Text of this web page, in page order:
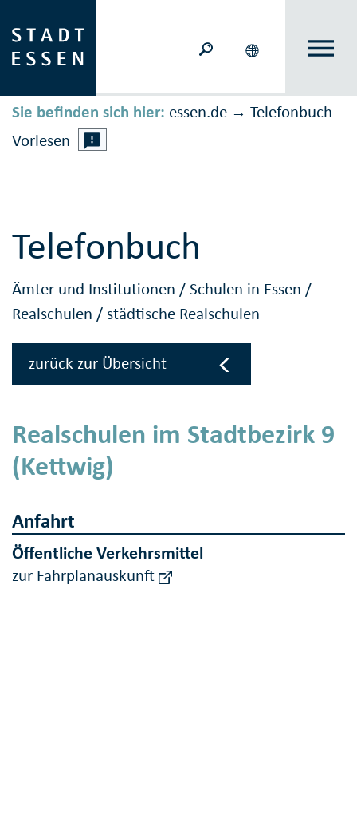
Sie befinden sich hier: essen.de → Telefonbuch
Vorlesen
Telefonbuch
Ämter und Institutionen /Schulen in Essen /
Realschulen /städtische Realschulen
zurück zur Übersicht
Realschulen im Stadtbezirk 9
(Kettwig)
Anfahrt
Öffentliche Verkehrsmittel
zur Fahrplanauskunft